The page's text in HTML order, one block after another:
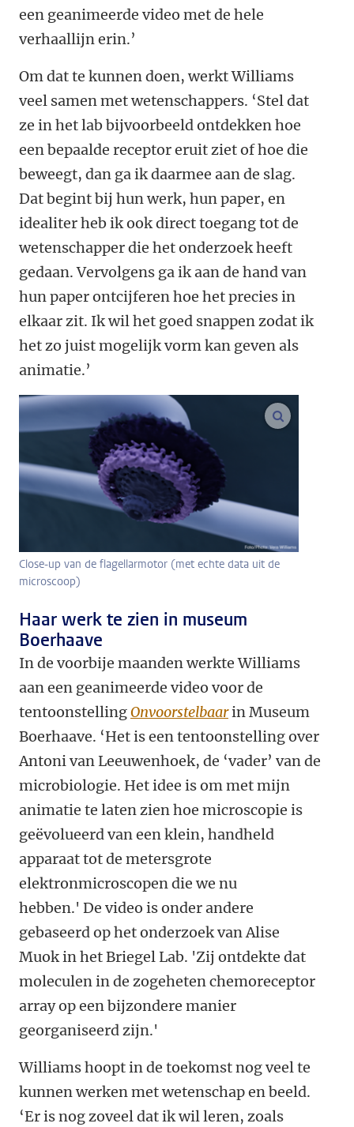
een geanimeerde video met de hele
verhaallijn erin.’
Om dat te kunnen doen, werkt Williams
veel samen met wetenschappers. ‘Stel dat
ze in het lab bijvoorbeeld ontdekken hoe
een bepaalde receptor eruit ziet of hoe die
beweegt, dan ga ik daarmee aan de slag.
Dat begint bij hun werk, hun paper, en
idealiter heb ik ook direct toegang tot de
wetenschapper die het onderzoek heeft
gedaan. Vervolgens ga ik aan de hand van
hun paper ontcijferen hoe het precies in
elkaar zit. Ik wil het goed snappen zodat ik
het zo juist mogelijk vorm kan geven als
animatie.’
Close-up van de flagellarmotor (met echte data uit de
microscoop)
vergroot
Haar werk te zien in museum
Boerhaave
In de voorbije maanden werkte Williams
aan een geanimeerde video voor de
tentoonstellingOnvoorstelbaarin Museum
Boerhaave. ‘Het is een tentoonstelling over
Antoni van Leeuwenhoek, de ‘vader’ van de
microbiologie. Het idee is om met mijn
animatie te laten zien hoe microscopie is
geëvolueerd van een klein, handheld
apparaat tot de metersgrote
elektronmicroscopen die we nu
hebben.' De video is onder andere
gebaseerd op het onderzoek van Alise
Muok in het Briegel Lab. 'Zij ontdekte dat
moleculen in de zogeheten chemoreceptor
array op een bijzondere manier
georganiseerd zijn.'
Williams hoopt in de toekomst nog veel te
kunnen werken met wetenschap en beeld.
‘Er is nog zoveel dat ik wil leren, zoals